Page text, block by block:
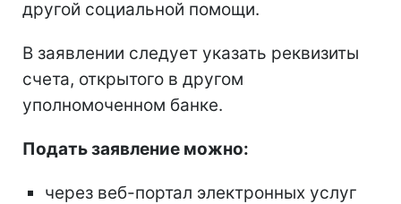
другой социальной помощи.
В заявлении следует указать реквизиты
счета, открытого в другом
уполномоченном банке.
Подать заявление можно:
через веб-портал электронных услуг